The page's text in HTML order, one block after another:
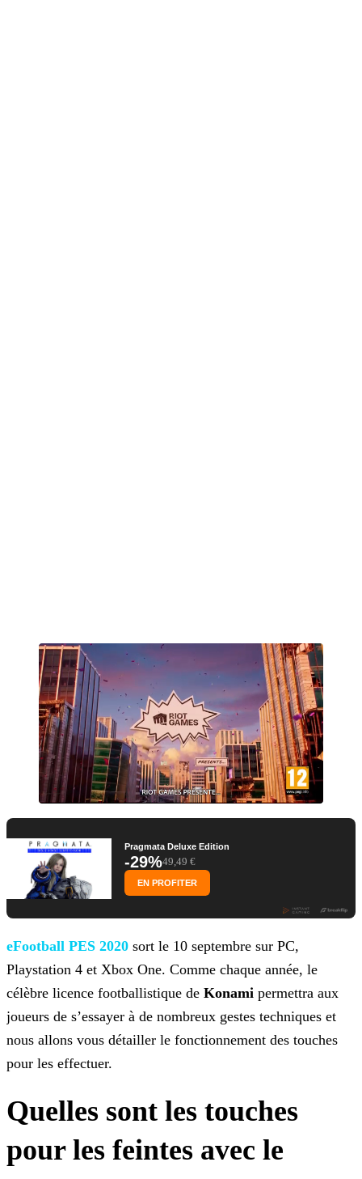
Pragmata Deluxe Edition
-29%49,49 €
EN PROFITER
eFootball PES 2020 sort le 10 septembre sur PC,
Playstation 4 et Xbox One. Comme chaque année, le
célèbre licence footballistique de Konami permettra aux
joueurs de s’essayer à de nombreux gestes techniques et
nous allons vous détailler le fonctionnement des touches
pour les effectuer.
Quelles sont les touches
pour les feintes avec le